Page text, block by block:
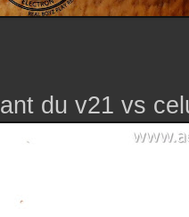
du v21 vs